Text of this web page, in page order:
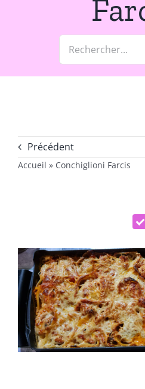
Rechercher:
Précédent
Accueil » Conchiglioni Farcis